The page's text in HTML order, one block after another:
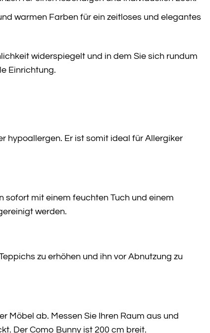
warmen Farben für ein zeitloses und elegantes
widerspiegelt und in dem Sie sich rundum
Einrichtung.
hypoallergen. Er ist somit ideal für Allergiker
sofort mit einem feuchten Tuch und einem
werden.
zu erhöhen und ihn vor Abnutzung zu
Möbel ab. Messen Sie Ihren Raum aus und
Der Como Bunny ist 200 cm breit.